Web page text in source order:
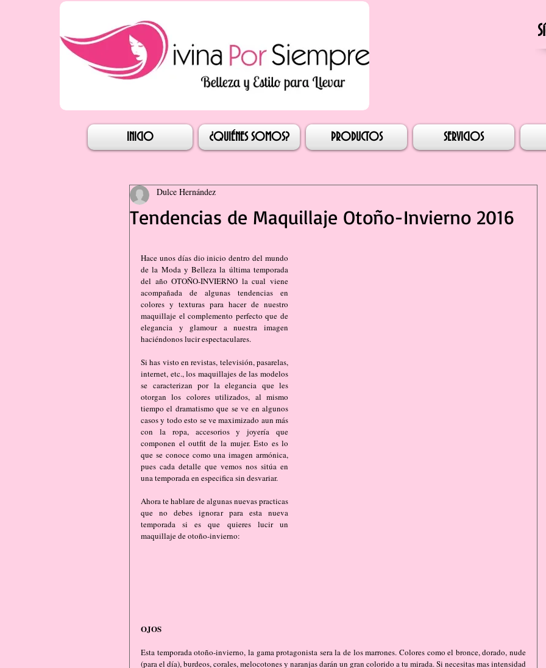
Iniciar sesión
INICIO ¿QUIÉNES SOMOS? PRODUCTOS SERVICIOS
Tendencias de Maquillaje Otoño-Invierno 2016
Dulce Hernández
Hace unos días dio inicio dentro del mundo
de la Moda y Belleza la última temporada
del año OTOÑO-INVIERNO la cual viene
acompañada de algunas tendencias en
colores y texturas para hacer de nuestro
maquillaje el complemento perfecto que de
elegancia y glamour a nuestra imagen
haciéndonos lucir espectaculares.
Si has visto en revistas, televisión, pasarelas,
internet, etc., los maquillajes de las modelos
se caracterizan por la elegancia que les
otorgan los colores utilizados, al mismo
tiempo el dramatismo que se ve en algunos
casos y todo esto se ve maximizado aun más
con la ropa, accesorios y joyería que
componen el outfit de la mujer. Esto es lo
que se conoce como una imagen armónica,
pues cada detalle que vemos nos sitúa en
una temporada en especifica sin desvariar.
Ahora te hablare de algunas nuevas practicas
que no debes ignorar para esta nueva
temporada si es que quieres lucir un
maquillaje de otoño-invierno:
OJOS
Esta temporada otoño-invierno, la gama protagonista sera la de los marrones. Colores como el bronce, dorado, nude
(para el día), burdeos, corales, melocotones y naranjas darán un gran colorido a tu mirada. Si necesitas mas intensidad